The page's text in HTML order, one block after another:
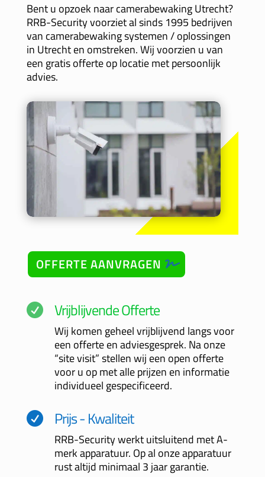
Bent u opzoek naar camerabewaking Utrecht?
RRB-Security voorziet al sinds 1995 bedrijven
van camerabewaking systemen / oplossingen
in Utrecht en omstreken. Wij voorzien u van
een gratis offerte op locatie met persoonlijk
advies.
OFFERTE AANVRAGEN
 Vrijblijvende Offerte
Wij komen geheel vrijblijvend langs voor
een offerte en adviesgesprek. Na onze
“site visit” stellen wij een open offerte
voor u op met alle prijzen en informatie
individueel gespecificeerd.
 Prijs - Kwaliteit
RRB-Security werkt uitsluitend met A-
merk apparatuur. Op al onze apparatuur
rust altijd minimaal 3 jaar garantie.